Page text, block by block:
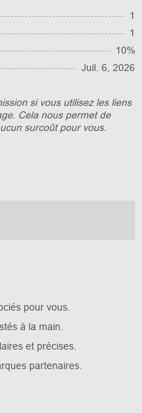
1
1
10%
Juil. 6, 2026
si vous utilisez les liens
Cela nous permet de
surcoût pour vous.
pour vous.
à la main.
et précises.
partenaires.